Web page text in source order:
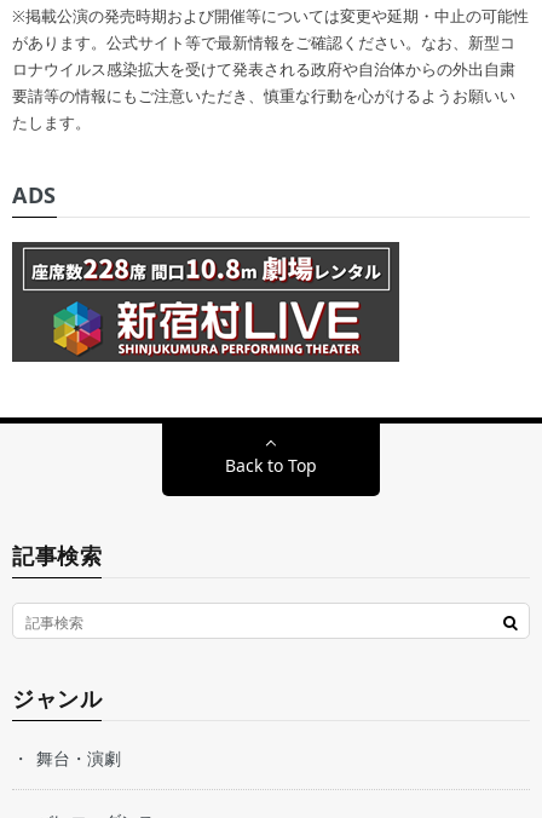
※掲載公演の発売時期および開催等については変更や延期・中止の可能性
があります。公式サイト等で最新情報をご確認ください。なお、新型コ
ロナウイルス感染拡大を受けて発表される政府や自治体からの外出自粛
要請等の情報にもご注意いただき、慎重な行動を心がけるようお願いい
たします。
ADS
Back to Top
記事検索
ジャンル
舞台・演劇